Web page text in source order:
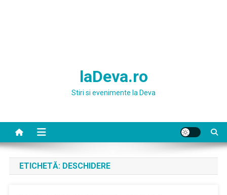
laDeva.ro
Stiri si evenimente la Deva
ETICHETĂ: DESCHIDERE